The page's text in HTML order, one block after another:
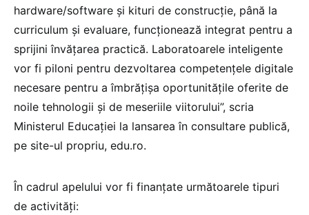
hardware/software și kituri de construcție, până la
curriculum și evaluare, funcționează integrat pentru a
sprijini învățarea practică. Laboratoarele inteligente
vor fi piloni pentru dezvoltarea competențele digitale
necesare pentru a îmbrățișa oportunitățile oferite de
noile tehnologii și de meseriile viitorului”, scria
Ministerul Educației la lansarea în consultare publică,
pe site-ul propriu, edu.ro.
În cadrul apelului vor fi finanțate următoarele tipuri
de activități: